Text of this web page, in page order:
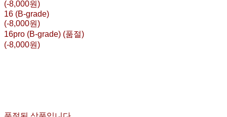
(-8,000원)
16 (B-grade)
(-8,000원)
16pro (B-grade) (품절)
(-8,000원)